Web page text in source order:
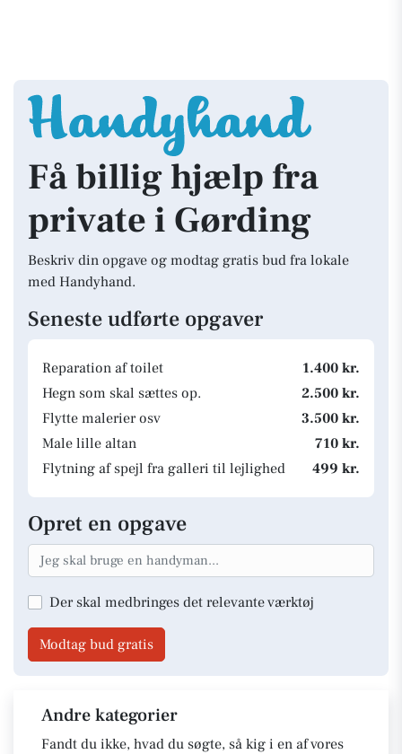
Få billig hjælp fra
private i Gørding
Beskriv din opgave og modtag gratis bud fra lokale
med Handyhand.
Seneste udførte opgaver
Reparation af toilet
1.400 kr.
Hegn som skal sættes op.
2.500 kr.
Flytte malerier osv
3.500 kr.
Male lille altan
710 kr.
Flytning af spejl fra galleri til lejlighed
499 kr.
Opret en opgave
Der skal medbringes det relevante værktøj
Modtag bud gratis
Andre kategorier
Fandt du ikke, hvad du søgte, så kig i en af vores